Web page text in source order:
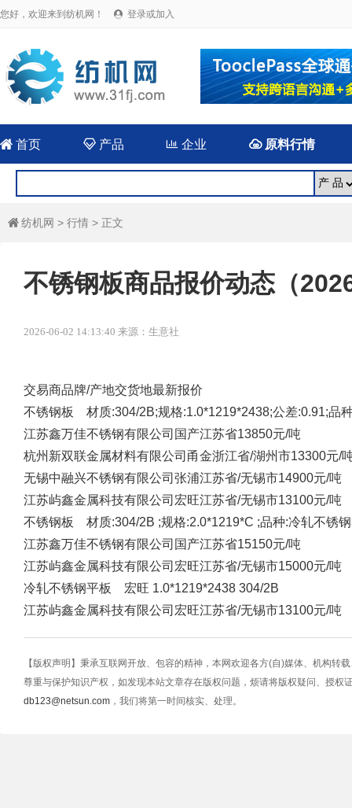
您好，欢迎来到纺机网！  登录或加入
 首页 产品  企业 原料行情
 纺机网 > 行情 > 正文
不锈钢板商品报价动态（
2026-06-02 14:13:40 来源：生意社
交易商品牌/产地交货地最新报价
不锈钢板 材质:304/2B;规格:1.0*1219*2438;公差:0.91;品
江苏鑫万佳不锈钢有限公司 国产江苏省13850元/吨
杭州新双联金属材料有限公司 甬金浙江省/湖州市13300元/
无锡中融兴不锈钢有限公司 张浦江苏省/无锡市14900元/吨
江苏屿鑫金属科技有限公司 宏旺江苏省/无锡市13100元/吨
不锈钢板 材质:304/2B ;规格:2.0*1219*C ;品种:冷轧不锈
江苏鑫万佳不锈钢有限公司 国产江苏省15150元/吨
江苏屿鑫金属科技有限公司 宏旺江苏省/无锡市15000元/吨
冷轧不锈钢平板 宏旺 1.0*1219*2438 304/2B
江苏屿鑫金属科技有限公司 宏旺江苏省/无锡市13100元/吨
【版权声明】秉承互联网开放、包容的精神，本网欢迎各方(自)媒体、机构转
尊重与保护知识产权，如发现本站文章存在版权问题，烦请将版权疑问、授权
db123@netsun.com ，我们将第一时间核实、处理。